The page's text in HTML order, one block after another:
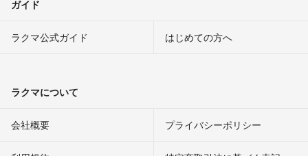
ガイド
ラクマ公式ガイド はじめての方へ
ラクマについて
会社概要 プライバシーポリシー